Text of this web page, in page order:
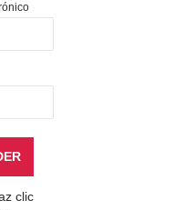
clic